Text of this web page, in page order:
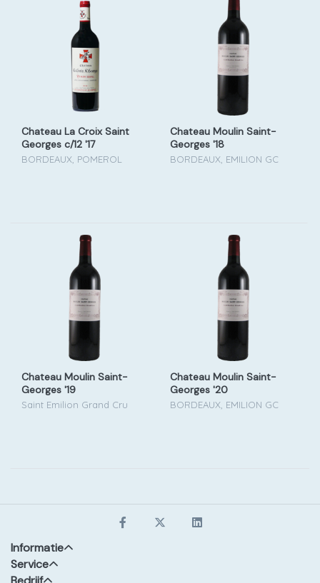
Chateau La Croix Saint
Georges c/12 '17
BORDEAUX, POMEROL
Chateau Moulin Saint-
Georges '18
BORDEAUX, EMILION GC
Chateau Moulin Saint-
Georges '19
Saint Emilion Grand Cru
Chateau Moulin Saint-
Georges '20
BORDEAUX, EMILION GC
Informatie
Service